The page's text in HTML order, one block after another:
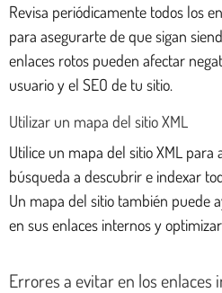
Revisa periódicamente todos los
para asegurarte de que sigan
enlaces rotos pueden afectar
usuario y el SEO de tu sitio.
Utilizar un mapa del sitio XML
Utilice un mapa del sitio XML
búsqueda a descubrir e indexar
Un mapa del sitio también puede
en sus enlaces internos y
Errores a evitar en los enlaces